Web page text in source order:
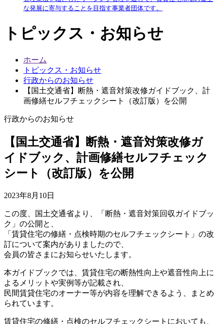
な発展に寄与することを目指す事業者団体です。
トピックス・お知らせ
ホーム
トピックス・お知らせ
行政からのお知らせ
【国土交通省】断熱・遮音対策改修ガイドブック、計
画修繕セルフチェックシート（改訂版）を公開
行政からのお知らせ
【国土交通省】断熱・遮音対策改修ガ
イドブック、計画修繕セルフチェック
シート（改訂版）を公開
2023年8月10日
この度、国土交通省より、「断熱・遮音対策回収ガイドブッ
ク」の公開と、
「賃貸住宅の修繕・点検時期のセルフチェックシート」の改
訂について案内がありましたので、
会員の皆さまにお知らせいたします。
本ガイドブックでは、賃貸住宅の断熱性向上や遮音性向上に
よるメリットや実例等が記載され、
民間賃貸住宅のオーナー等が内容を理解できるよう、まとめ
られています。
賃貸住宅の修繕・点検のセルフチェックシートにおいても、